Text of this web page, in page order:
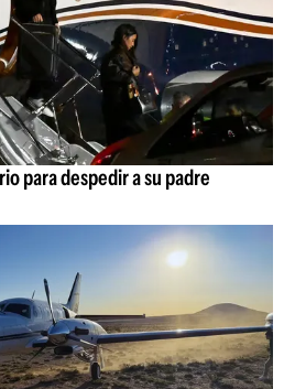
para despedir a su padre